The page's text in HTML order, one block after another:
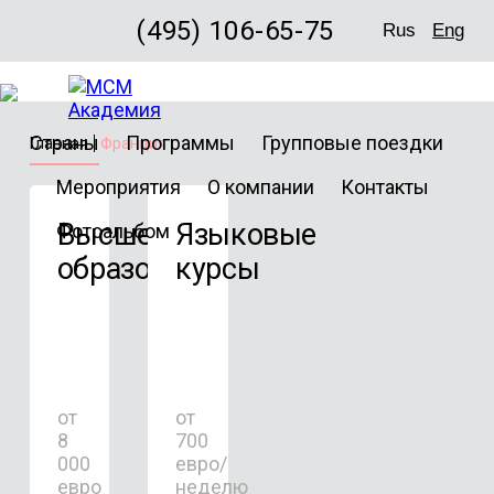
(495) 106-65-75 Rus Eng
Страны Программы
Групповые поездки
Мероприятия
О компании
Контакты
Фотоальбом
Главная Франция
Высшее
образование
от
8
000
евро
Языковые
курсы
от
700
евро/
неделю